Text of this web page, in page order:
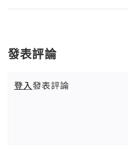
發表評論
登入發表評論